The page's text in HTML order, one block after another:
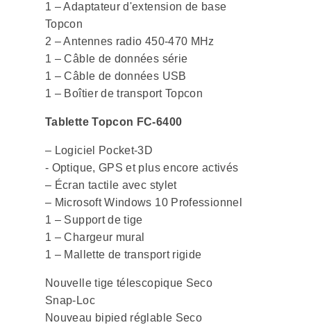
1 – Adaptateur d'extension de base
Topcon
2 – Antennes radio 450-470 MHz
1 – Câble de données série
1 – Câble de données USB
1 – Boîtier de transport Topcon
Tablette Topcon FC-6400
– Logiciel Pocket-3D
- Optique, GPS et plus encore activés
– Écran tactile avec stylet
– Microsoft Windows 10 Professionnel
1 – Support de tige
1 – Chargeur mural
1 – Mallette de transport rigide
Nouvelle tige télescopique Seco
Snap-Loc
Nouveau bipied réglable Seco